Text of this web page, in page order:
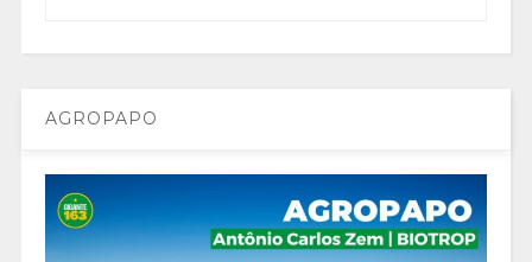
AGROPAPO